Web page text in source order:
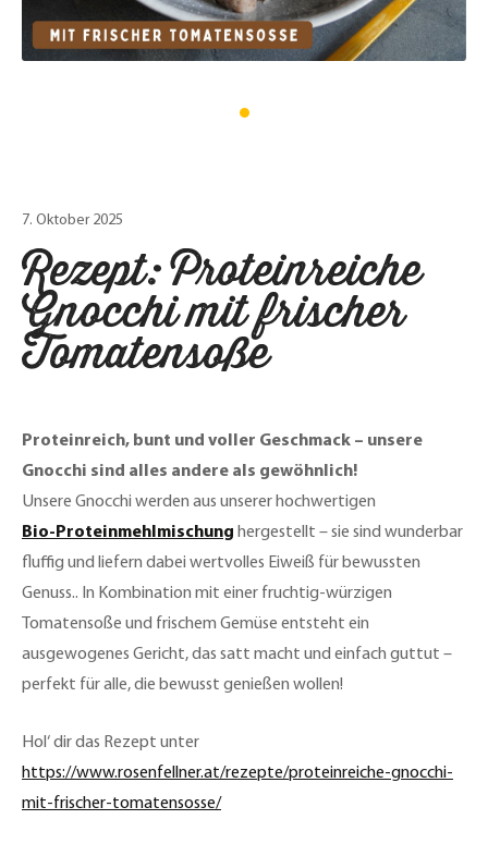
7. Oktober 2025
Rezept: Proteinreiche
Gnocchi mit frischer
Tomatensoße
Proteinreich, bunt und voller Geschmack – unsere
Gnocchi sind alles andere als gewöhnlich!
Unsere Gnocchi werden aus unserer hochwertigen
Bio-Proteinmehlmischung hergestellt – sie sind wunderbar
fluffig und liefern dabei wertvolles Eiweiß für bewussten
Genuss.. In Kombination mit einer fruchtig-würzigen
Tomatensoße und frischem Gemüse entsteht ein
ausgewogenes Gericht, das satt macht und einfach guttut –
perfekt für alle, die bewusst genießen wollen!
Hol‘ dir das Rezept unter
https://www.rosenfellner.at/rezepte/proteinreiche-gnocchi-
mit-frischer-tomatensosse/